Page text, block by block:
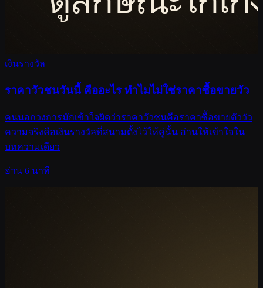
เงินรางวัล
ราคาวัวชนวันนี้ คืออะไร ทำไมไม่ใช่ราคาซื้อขายวัว
คนนอกวงการมักเข้าใจผิดว่าราคาวัวชนคือราคาซื้อขายตัววัว
ความจริงคือเงินรางวัลที่สนามตั้งไว้ให้คู่นั้น อ่านให้เข้าใจใน
บทความเดียว
อ่าน 6 นาที